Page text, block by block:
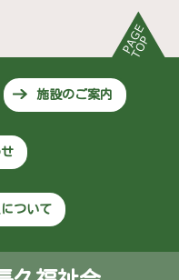
施設のご案内
ついて